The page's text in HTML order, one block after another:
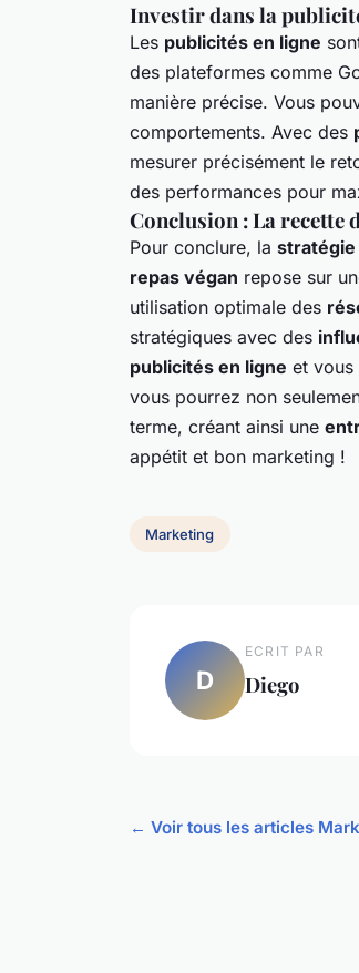
Investir dans la
Les publicités en ligne
des plateformes comme
manière précise. Vous
comportements. Avec des
mesurer précisément le
des performances pour
Conclusion : La recette
Pour conclure, la
repas végan repose sur
utilisation optimale des
stratégiques avec des
publicités en ligne et vous
vous pourrez non
terme, créant ainsi une
appétit et bon marketing !
Marketing
D
ECRIT PAR
Diego
← Voir tous les articles